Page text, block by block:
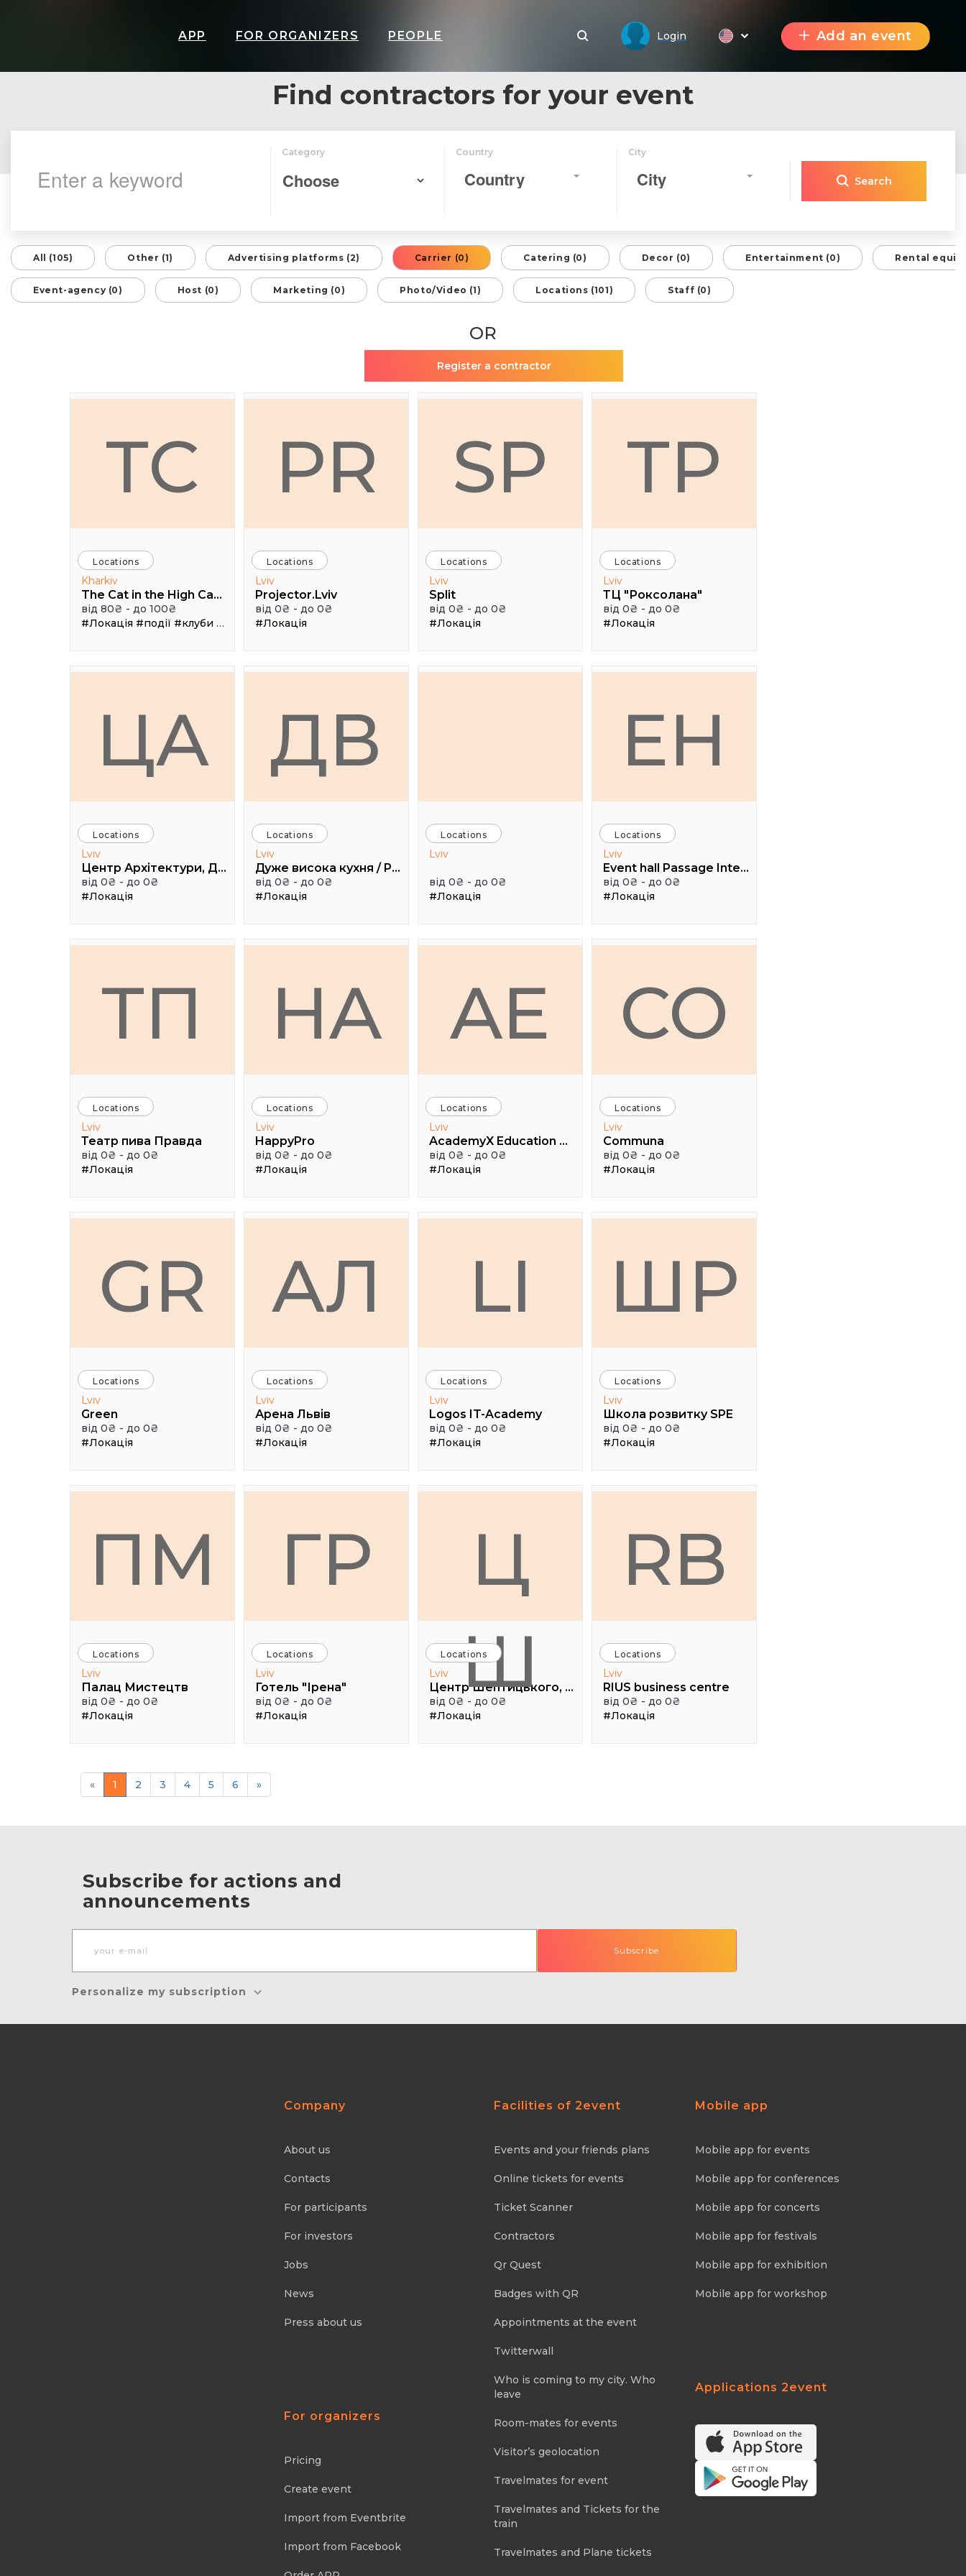
APP FOR ORGANIZERS PEOPLE Login Add an event
Find contractors for your event
Category Country
Country
City
City Search
All (105) Other (1) Advertising platforms (2) Carrier (0) Catering (0) Decor (0) Entertainment (0) Rental
Event-agency (0) Host (0) Marketing (0) Photo/Video (1) Locations (101) Staff (0)
OR
Register a contractor
TC
Locations
Kharkiv
The Cat in the High Castle
від 80₴ - до 100₴
#Локація #події #клуби #Зал
PR
Locations
Lviv
Projector.Lviv
від 0₴ - до 0₴
#Локація
SP
Locations
Lviv
Split
від 0₴ - до 0₴
#Локація
ТР
Locations
Lviv
ТЦ "Роксолана"
від 0₴ - до 0₴
#Локація
ЦА
Locations
Lviv
Центр Архітектури, Дизайну та Урбаністики Порохова ВЕЖА
від 0₴ - до 0₴
#Локація
ДВ
Locations
Lviv
Дуже висока кухня / Pretty High Kitchen
від 0₴ - до 0₴
#Локація
Locations
Lviv
від 0₴ - до 0₴
#Локація
EH
Locations
Lviv
Event hall Passage Interdit
від 0₴ - до 0₴
#Локація
ТП
Locations
Lviv
Театр пива Правда
від 0₴ - до 0₴
#Локація
HA
Locations
Lviv
HappyPro
від 0₴ - до 0₴
#Локація
AE
Locations
Lviv
AcademyX Education Hub
від 0₴ - до 0₴
#Локація
CO
Locations
Lviv
Communa
від 0₴ - до 0₴
#Локація
GR
Locations
Lviv
Green
від 0₴ - до 0₴
#Локація
АЛ
Locations
Lviv
Арена Львів
від 0₴ - до 0₴
#Локація
LI
Locations
Lviv
Logos IT-Academy
від 0₴ - до 0₴
#Локація
ШР
Locations
Lviv
Школа розвитку SPE
від 0₴ - до 0₴
#Локація
ПМ
Locations
Lviv
Палац Мистецтв
від 0₴ - до 0₴
#Локація
ГР
Locations
Lviv
Готель "Ірена"
від 0₴ - до 0₴
#Локація
Ц
Ш
Locations
Lviv
Центр Шептицького, 1 поверх, паркова аудиторія
від 0₴ - до 0₴
#Локація
RB
Locations
Lviv
RIUS business centre
від 0₴ - до 0₴
#Локація
« 1 2 3 4 5 6 »
Subscribe for actions and
announcements
Personalize my subscription
Company
About us
Contacts
For participants
For investors
Jobs
News
Press about us
For organizers
Pricing
Create event
Import from Eventbrite
Import from Facebook
Facilities of 2event
Events and your friends plans
Online tickets for events
Ticket Scanner
Contractors
Qr Quest
Badges with QR
Appointments at the event
Twitterwall
Who is coming to my city. Who
leave
Room-mates for events
Visitor’s geolocation
Travelmates for event
Travelmates and Tickets for the
train
Travelmates and Plane tickets
Mobile app
Mobile app for events
Mobile app for conferences
Mobile app for concerts
Mobile app for festivals
Mobile app for exhibition
Mobile app for workshop
Applications 2event